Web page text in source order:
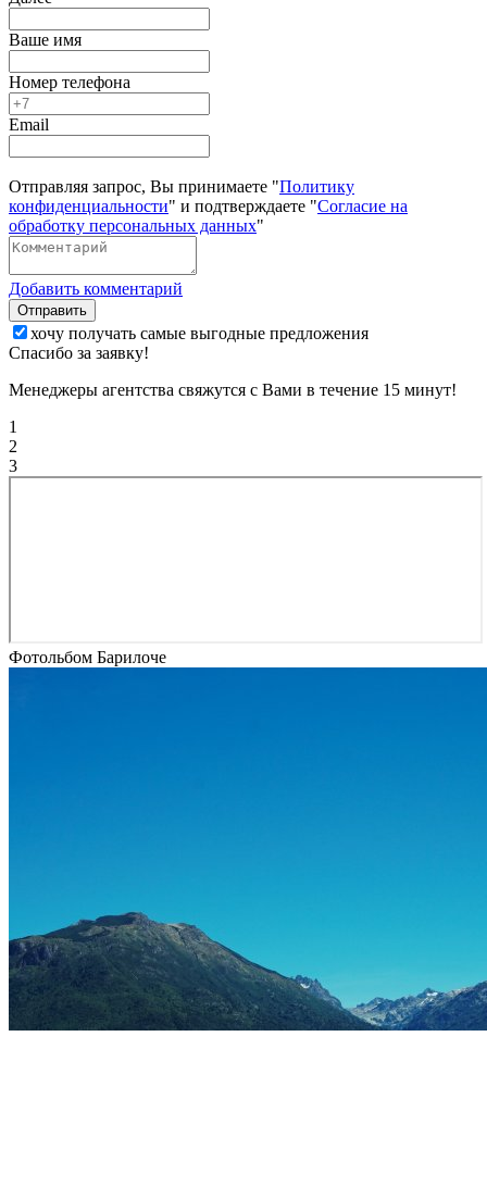
Ваше имя
Номер телефона
Email
Отправляя запрос, Вы принимаете "Политику
конфиденциальности" и подтверждаете "Согласие на
обработку персональных данных"
Добавить комментарий
Отправить
хочу получать самые выгодные предложения
Спасибо за заявку!
Менеджеры агентства свяжутся с Вами в течение 15 минут!
1
2
3
Фотольбом Барилоче